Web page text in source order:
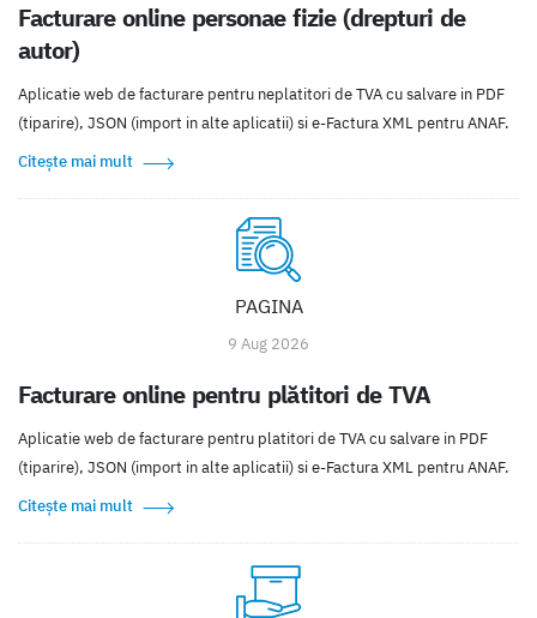
Facturare online personae fizie (drepturi de
autor)
Aplicatie web de facturare pentru neplatitori de TVA cu salvare in PDF
(tiparire), JSON (import in alte aplicatii) si e-Factura XML pentru ANAF.
Citește mai mult
PAGINA
9 Aug 2026
Facturare online pentru plătitori de TVA
Aplicatie web de facturare pentru platitori de TVA cu salvare in PDF
(tiparire), JSON (import in alte aplicatii) si e-Factura XML pentru ANAF.
Citește mai mult